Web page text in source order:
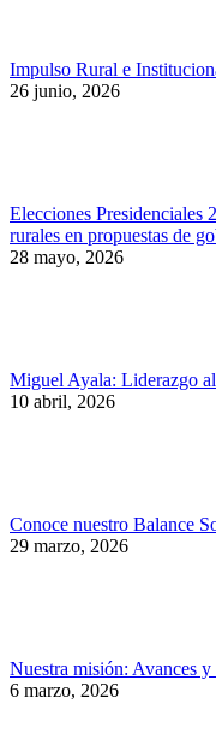
Impulso Rural e
26 junio, 2026
Elecciones Presidenciales
rurales en propuestas de
28 mayo, 2026
Miguel Ayala: Liderazgo
10 abril, 2026
Conoce nuestro Balance
29 marzo, 2026
Nuestra misión: Avances
6 marzo, 2026